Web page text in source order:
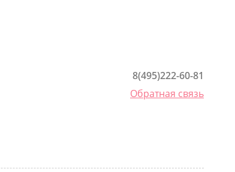
8(495)222-60-81
Обратная связь